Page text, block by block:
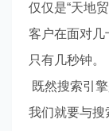
仅仅是“天地
客户在面对几
只有几秒钟。
既然搜索引
我们就要与搜